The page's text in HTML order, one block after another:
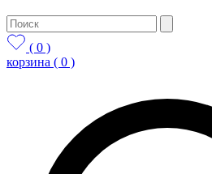
( 0 )
корзина ( 0 )